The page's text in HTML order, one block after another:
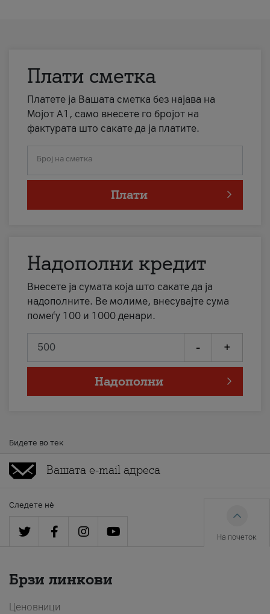
Плати сметка
Платете ја Вашата сметка без најава на
Мојот А1, само внесете го бројот на
фактурата што сакате да ја платите.
Број на сметка
Плати
Надополни кредит
Внесете ја сумата која што сакате да ја
надополните. Ве молиме, внесувајте сума
помеѓу 100 и 1000 денари.
- +
Надополни
Бидете во тек
Следете нè
На почеток
Брзи линкови
Ценовници